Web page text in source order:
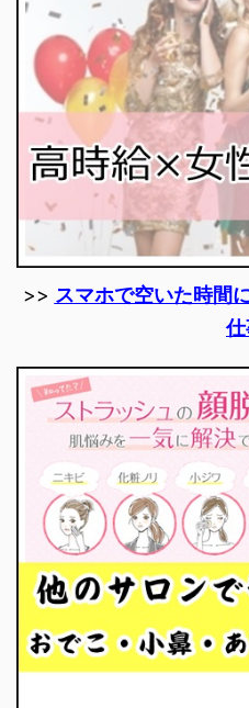
>> スマホで空いた時間